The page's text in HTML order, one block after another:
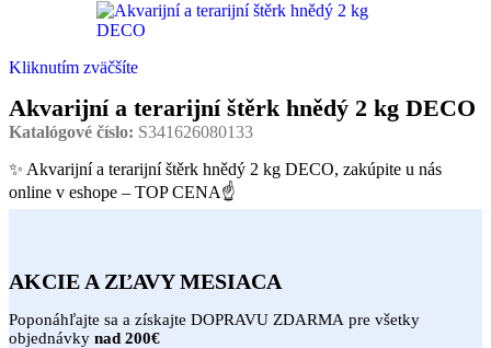
Kliknutím zväčšíte
Akvarijní a terarijní štěrk hnědý 2 kg DECO
Katalógové číslo: S341626080133
✨ Akvarijní a terarijní štěrk hnědý 2 kg DECO, zakúpite u nás
online v eshope – TOP CENA☝
AKCIE A ZĽAVY MESIACA
Poponáhľajte sa a získajte DOPRAVU ZDARMA pre všetky
objednávky nad 200€